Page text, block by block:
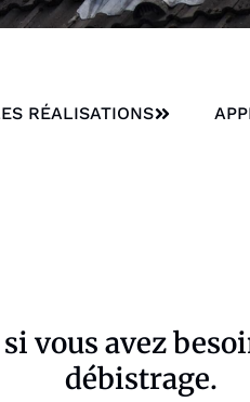
RÉALISATIONS
vous avez
débistrage.